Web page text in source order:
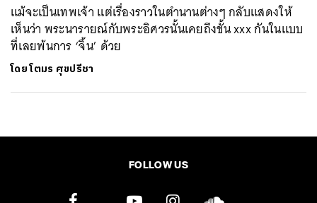
แม้จะเป็นเทพเจ้า แต่เรื่องราวในตำนานต่างๆ กลับแสดงให้
เห็นว่า พระนารายณ์กับพระอิศวรนั้นเคยถึงขั้น xxx กันในแบบ
ที่เลยพ้นการ ‘จิ้น’ ด้วย
โดยโตมร ศุขปรีชา
FOLLOW US